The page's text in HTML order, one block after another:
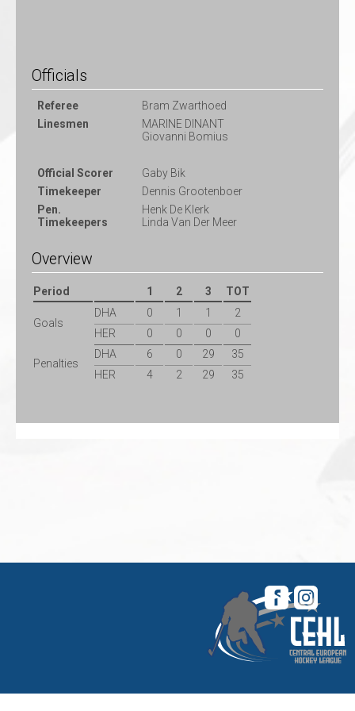
Officials
Referee
Bram Zwarthoed
Linesmen
MARINE DINANT
Giovanni Bomius
Official Scorer
Gaby Bik
Timekeeper
Dennis Grootenboer
Pen.
Timekeepers
Henk De Klerk
Linda Van Der Meer
Overview
Period 1 2 3 TOT
Goals
DHA 0 1 1
2
HER
0 0 0 0
Penalties
DHA 6 0 29
35
HER
4 2 29 35